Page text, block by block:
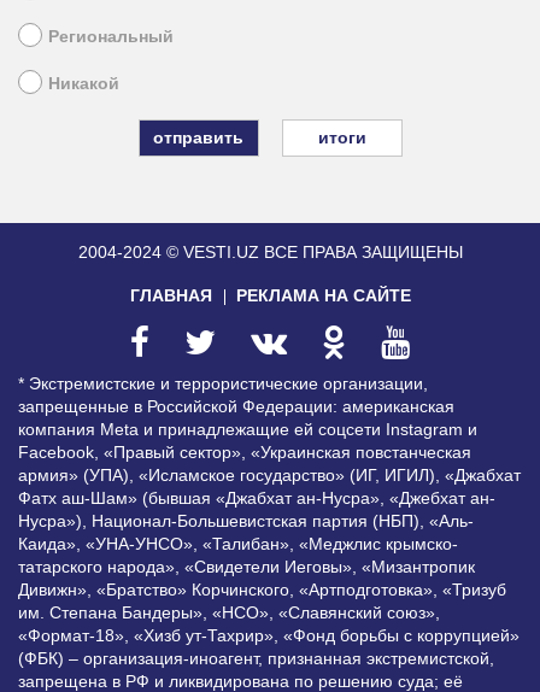
Региональный
Никакой
итоги
2004-2024 © VESTI.UZ ВСЕ ПРАВА ЗАЩИЩЕНЫ
ГЛАВНАЯ РЕКЛАМА НА САЙТЕ
* Экстремистские и террористические организации,
запрещенные в Российской Федерации: американская
компания Meta и принадлежащие ей соцсети Instagram и
Facebook, «Правый сектор», «Украинская повстанческая
армия» (УПА), «Исламское государство» (ИГ, ИГИЛ), «Джабхат
Фатх аш-Шам» (бывшая «Джабхат ан-Нусра», «Джебхат ан-
Нусра»), Национал-Большевистская партия (НБП), «Аль-
Каида», «УНА-УНСО», «Талибан», «Меджлис крымско-
татарского народа», «Свидетели Иеговы», «Мизантропик
Дивижн», «Братство» Корчинского, «Артподготовка», «Тризуб
им. Степана Бандеры», «НСО», «Славянский союз»,
«Формат-18», «Хизб ут-Тахрир», «Фонд борьбы с коррупцией»
(ФБК) – организация-иноагент, признанная экстремистской,
запрещена в РФ и ликвидирована по решению суда; её